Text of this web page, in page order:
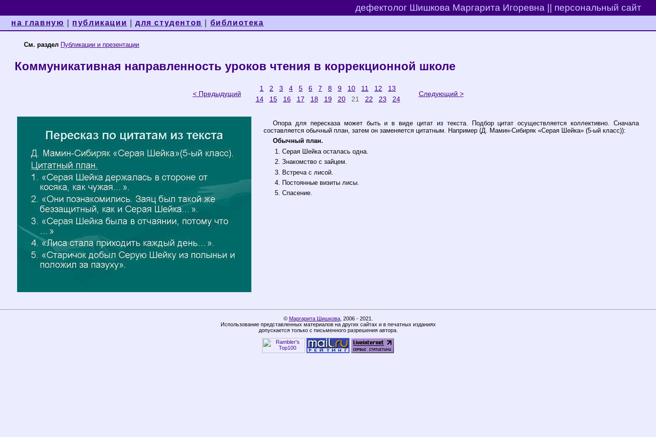
дефектолог Шишкова Маргарита Игоревна || персональный сайт
на главную публикации |для студентов библиотека
См. раздел Публикации и презентации
Коммуникативная направленность уроков чтения в коррекционной школе
< Предыдущий
1 2 3 4 5 6 7 8 9 10 11 12 13
Следующий >
14 15 16 17 18 19 2021 22 23 24
Опора для пересказа может быть и в виде цитат из текста. Подбор цитат осуществляется коллективно. Сначала
составляется обычный план, затем он заменяется цитатным. Например (Д. Мамин-Сибиряк «Серая Шейка» (5-ый класс)):
Обычный план.
Серая Шейка осталась одна.
Знакомство с зайцем.
Встреча с лисой.
Постоянные визиты лисы.
Спасение.
© Маргарита Шишкова, 2006 - 2021.
Использование представленных материалов на других сайтах и в печатных изданиях
допускается только с письменного разрешения автора.